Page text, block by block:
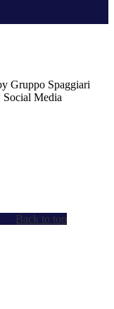
Gruppo Spaggiari
Media
Back to top